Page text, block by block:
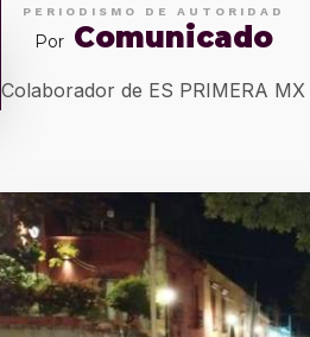
PERIODISMO DE AUTORIDAD
Por Comunicado
Colaborador de ES PRIMERA MX